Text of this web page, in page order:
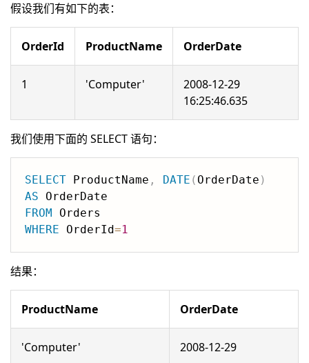
假设我们有如下的表：
OrderId ProductName OrderDate
1 'Computer'
2008-12-29
16:25:46.635
我们使用下面的 SELECT 语句：
SELECT ProductName , DATE ( OrderDate )
AS
FROM
WHERE OrderId=1
结果：
ProductName OrderDate
'Computer' 2008-12-29